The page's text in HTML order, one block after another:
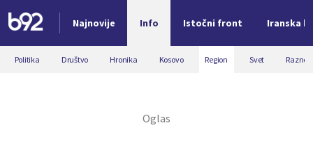
Najnovije Info Istočni front Iranska
Nova vest
Politika Društvo Hronika Kosovo Region Svet Razno